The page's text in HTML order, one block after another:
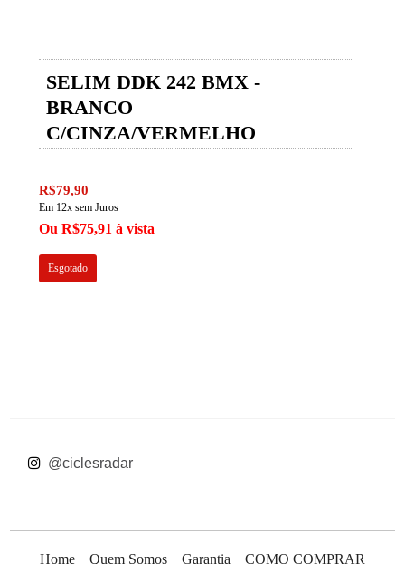
SELIM DDK 242 BMX -
BRANCO
C/CINZA/VERMELHO
R$79,90
Em 12x sem Juros
Ou R$75,91 à vista
Esgotado
@ciclesradar
Home Quem Somos Garantia COMO COMPRAR